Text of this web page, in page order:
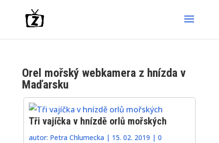
Orel mořský webkamera z hnízda v
Maďarsku
Tři vajíčka v hnízdě orlů mořských
autor: Petra Chlumecka | 15. 02. 2019 |0